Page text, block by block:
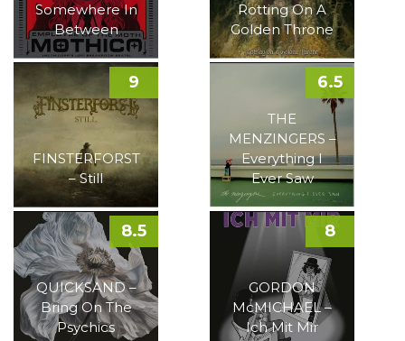
Somewhere In
Between
Rotting On A
Golden Throne
FINSTERFORST
– Still
9
THE
MENZINGERS –
Everything I
Ever Saw
6.5
QUICKSAND –
Bring On The
Psychics
8.5
GORDON
McMICHAEL –
Ich Mit Mir
8